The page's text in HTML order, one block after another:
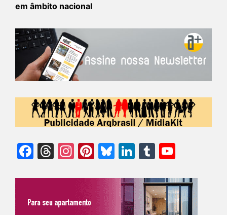
em âmbito nacional
Facebook
Threads
Instagram
Pinterest
Bluesky
LinkedIn
Tumblr